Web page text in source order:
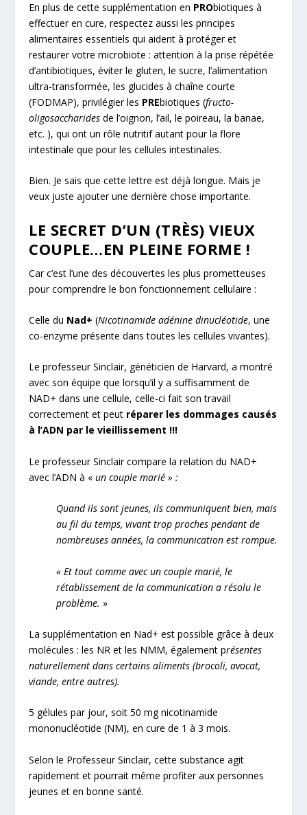
En plus de cette supplémentation en PRObiotiques à
effectuer en cure, respectez aussi les principes
alimentaires essentiels qui aident à protéger et
restaurer votre microbiote : attention à la prise répétée
d’antibiotiques, éviter le gluten, le sucre, l’alimentation
ultra-transformée, les glucides à chaîne courte
(FODMAP), privilégier les PREbiotiques (fructo-
oligosaccharides de l’oignon, l’ail, le poireau, la banae,
etc. ), qui ont un rôle nutritif autant pour la flore
intestinale que pour les cellules intestinales.
Bien. Je sais que cette lettre est déjà longue. Mais je
veux juste ajouter une dernière chose importante.
LE SECRET D’UN (TRÈS) VIEUX
COUPLE…EN PLEINE FORME !
Car c’est l’une des découvertes les plus prometteuses
pour comprendre le bon fonctionnement cellulaire :
Celle du Nad+(Nicotinamide adénine dinucléotide, une
co-enzyme présente dans toutes les cellules vivantes).
Le professeur Sinclair, généticien de Harvard, a montré
avec son équipe que lorsqu’il y a suffisamment de
NAD+ dans une cellule, celle-ci fait son travail
correctement et peut réparer les dommages causés
à l’ADN par le vieillissement !!!
Le professeur Sinclair compare la relation du NAD+
avec l’ADN à «un couple marié » :
Quand ils sont jeunes, ils communiquent bien, mais
au fil du temps, vivant trop proches pendant de
nombreuses années, la communication est rompue.
« Et tout comme avec un couple marié, le
rétablissement de la communication a résolu le
problème. »
La supplémentation en Nad+ est possible grâce à deux
molécules : les NR et les NMM, également présentes
naturellement dans certains aliments (brocoli, avocat,
viande, entre autres).
5 gélules par jour, soit 50 mg nicotinamide
mononucléotide (NM), en cure de 1 à 3 mois.
Selon le Professeur Sinclair, cette substance agit
rapidement et pourrait même profiter aux personnes
jeunes et en bonne santé.